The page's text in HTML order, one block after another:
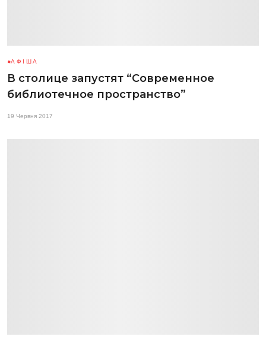
АФІША
В столице запустят “Современное
библиотечное пространство”
19 Червня 2017